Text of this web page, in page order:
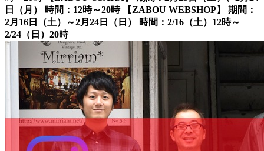
日（月） 時間：12時～20時 【ZABOU WEBSHOP】 期間：
2月16日（土）～2月24日（日） 時間：2/16（土）12時～
2/24（日）20時